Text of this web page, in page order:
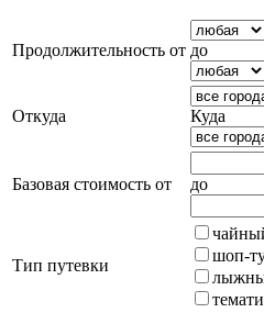
Продолжительность от до
Откуда Куда
Базовая стоимость от
до
Тип путевки
шоп-